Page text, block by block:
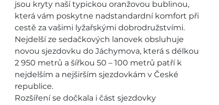
jsou kryty naší typickou oranžovou bublinou,
která vám poskytne nadstandardní komfort při
cestě za vašimi lyžařskými dobrodružstvími.
Nejdelší ze sedačkových lanovek obsluhuje
novou sjezdovku do Jáchymova, která s délkou
2 950 metrů a šířkou 50 – 100 metrů patří k
nejdelším a nejširším sjezdovkám v České
republice.
Rozšíření se dočkala i část sjezdovky